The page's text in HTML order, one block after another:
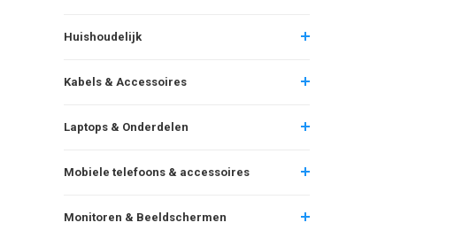
Huishoudelijk
Kabels & Accessoires
Laptops & Onderdelen
Mobiele telefoons & accessoires
Monitoren & Beeldschermen